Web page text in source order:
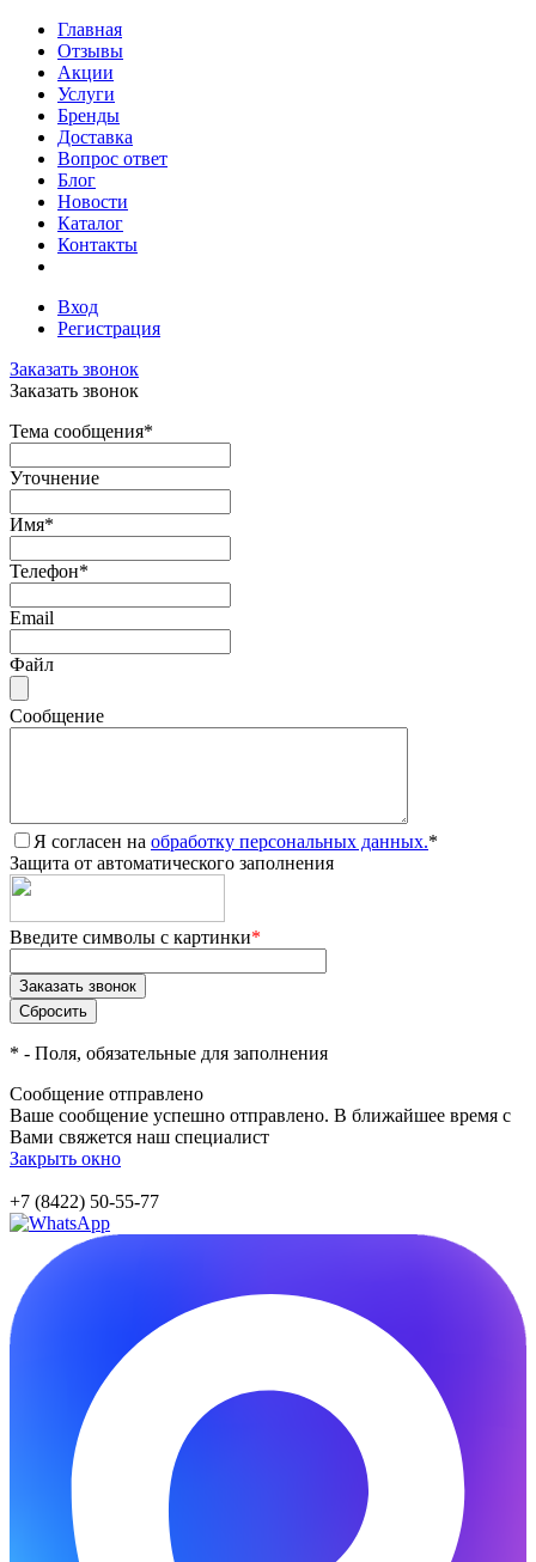
Главная
Отзывы
Акции
Услуги
Бренды
Доставка
Вопрос ответ
Блог
Новости
Каталог
Контакты
Вход
Регистрация
Заказать звонок
Заказать звонок
Тема сообщения*
Уточнение
Имя*
Телефон*
Email
Файл
Сообщение
Я согласен на обработку персональных данных.*
Защита от автоматического заполнения
Введите символы с картинки*
* - Поля, обязательные для заполнения
Сообщение отправлено
Ваше сообщение успешно отправлено. В ближайшее время с
Вами свяжется наш специалист
Закрыть окно
+7 (8422) 50-55-77